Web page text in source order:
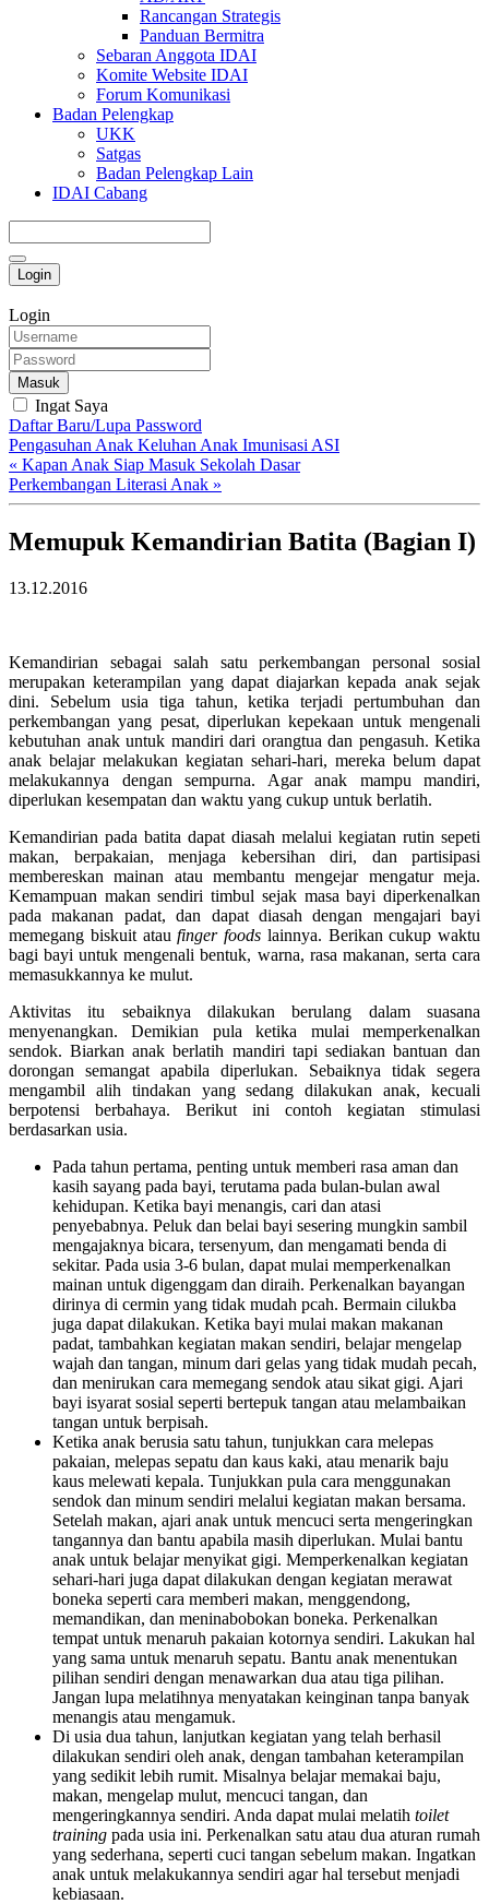
Rancangan Strategis
Panduan Bermitra
Sebaran Anggota IDAI
Komite Website IDAI
Forum Komunikasi
Badan Pelengkap
UKK
Satgas
Badan Pelengkap Lain
IDAI Cabang
Login
Login
Masuk
Ingat Saya
Daftar Baru/Lupa Password
Pengasuhan Anak Keluhan Anak Imunisasi ASI
« Kapan Anak Siap Masuk Sekolah Dasar
Perkembangan Literasi Anak »
Memupuk Kemandirian Batita (Bagian I)
13.12.2016
Kemandirian sebagai salah satu perkembangan personal sosial
merupakan keterampilan yang dapat diajarkan kepada anak sejak
dini. Sebelum usia tiga tahun, ketika terjadi pertumbuhan dan
perkembangan yang pesat, diperlukan kepekaan untuk mengenali
kebutuhan anak untuk mandiri dari orangtua dan pengasuh. Ketika
anak belajar melakukan kegiatan sehari-hari, mereka belum dapat
melakukannya dengan sempurna. Agar anak mampu mandiri,
diperlukan kesempatan dan waktu yang cukup untuk berlatih.
Kemandirian pada batita dapat diasah melalui kegiatan rutin sepeti
makan, berpakaian, menjaga kebersihan diri, dan partisipasi
membereskan mainan atau membantu mengejar mengatur meja.
Kemampuan makan sendiri timbul sejak masa bayi diperkenalkan
pada makanan padat, dan dapat diasah dengan mengajari bayi
memegang biskuit ataufinger foods lainnya. Berikan cukup waktu
bagi bayi untuk mengenali bentuk, warna, rasa makanan, serta cara
memasukkannya ke mulut.
Aktivitas itu sebaiknya dilakukan berulang dalam suasana
menyenangkan. Demikian pula ketika mulai memperkenalkan
sendok. Biarkan anak berlatih mandiri tapi sediakan bantuan dan
dorongan semangat apabila diperlukan. Sebaiknya tidak segera
mengambil alih tindakan yang sedang dilakukan anak, kecuali
berpotensi berbahaya. Berikut ini contoh kegiatan stimulasi
berdasarkan usia.
Pada tahun pertama, penting untuk memberi rasa aman dan
kasih sayang pada bayi, terutama pada bulan-bulan awal
kehidupan. Ketika bayi menangis, cari dan atasi
penyebabnya. Peluk dan belai bayi sesering mungkin sambil
mengajaknya bicara, tersenyum, dan mengamati benda di
sekitar. Pada usia 3-6 bulan, dapat mulai memperkenalkan
mainan untuk digenggam dan diraih. Perkenalkan bayangan
dirinya di cermin yang tidak mudah pcah. Bermain cilukba
juga dapat dilakukan. Ketika bayi mulai makan makanan
padat, tambahkan kegiatan makan sendiri, belajar mengelap
wajah dan tangan, minum dari gelas yang tidak mudah pecah,
dan menirukan cara memegang sendok atau sikat gigi. Ajari
bayi isyarat sosial seperti bertepuk tangan atau melambaikan
tangan untuk berpisah.
Ketika anak berusia satu tahun, tunjukkan cara melepas
pakaian, melepas sepatu dan kaus kaki, atau menarik baju
kaus melewati kepala. Tunjukkan pula cara menggunakan
sendok dan minum sendiri melalui kegiatan makan bersama.
Setelah makan, ajari anak untuk mencuci serta mengeringkan
tangannya dan bantu apabila masih diperlukan. Mulai bantu
anak untuk belajar menyikat gigi. Memperkenalkan kegiatan
sehari-hari juga dapat dilakukan dengan kegiatan merawat
boneka seperti cara memberi makan, menggendong,
memandikan, dan meninabobokan boneka. Perkenalkan
tempat untuk menaruh pakaian kotornya sendiri. Lakukan hal
yang sama untuk menaruh sepatu. Bantu anak menentukan
pilihan sendiri dengan menawarkan dua atau tiga pilihan.
Jangan lupa melatihnya menyatakan keinginan tanpa banyak
menangis atau mengamuk.
Di usia dua tahun, lanjutkan kegiatan yang telah berhasil
dilakukan sendiri oleh anak, dengan tambahan keterampilan
yang sedikit lebih rumit. Misalnya belajar memakai baju,
makan, mengelap mulut, mencuci tangan, dan
mengeringkannya sendiri. Anda dapat mulai melatih toilet
training pada usia ini. Perkenalkan satu atau dua aturan rumah
yang sederhana, seperti cuci tangan sebelum makan. Ingatkan
anak untuk melakukannya sendiri agar hal tersebut menjadi
kebiasaan.